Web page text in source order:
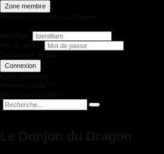
Zone membre
Connexion